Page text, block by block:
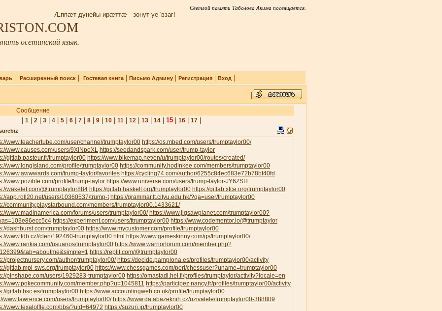
Светлой памяти Таболова Акима посвящается.
Æппæт дунейы ирæттæ - зонут уе 'взаг!
осетинский язык.
| Расширенный поиск| Гостевая книга| Письмо Админу| Регистрация| Вход |
Сообщение
1| 2| 3| 4| 5| 6| 7| 8| 9| 10| 11| 12| 13| 14| 15| 16| 17|
www.teachertube.com/user/channel/trumptaylor00 https://os.mbed.com/users/trumptaylor00/
www.causes.com/users/9XlNpoXL https://seedandspark.com/user/trump-taylor
gitlab.pasteur.fr/trumptaylor00 https://www.bikemap.net/en/u/trumptaylor00/routes/created/
www.longisland.com/profile/trumptaylor00 https://community.hodinkee.com/members/trumptaylor00
www.awwwards.com/trump-taylor/favorites https://cycling74.com/author/6255c84ec683e72b78bf40fd
www.pozible.com/profile/trump-taylor https://www.universe.com/users/trump-taylor-JY6ZSH
wakelet.com/@trumptaylor884 https://gitlab.haskell.org/trumptaylor00 https://gitlab.xfce.org/trumptaylor00
app.roll20.net/users/10360537/trump-t https://grammar.lt.cityu.edu.hk/?qa=user/trumptaylor00
community.playstarbound.com/members/trumptaylor00.1433621/
www.madinamerica.com/forums/users/trumptaylor00/ https://www.jigsawplanet.com/trumptaylor00?
https://experiment.com/users/ttrumptaylor00 https://www.codementor.io/@trumptaylor
dashburst.com/trumptaylor00 https://www.mycustomer.com/profile/trumptaylor00
www.fdb.cz//clen/192460-trumptaylor00.html https://www.gameskinny.com/gs/trumptaylor00/
www.rankia.com/usuarios/trumptaylor00 https://www.warriorforum.com/member.php?
https://replit.com/@trumptaylor00
projectnursery.com/author/trumptaylor00/ https://decide.pamplona.es/profiles/trumptaylor00/activity
gitlab.mpi-sws.org/trumptaylor00 https://www.chessgames.com/perl/chessuser?uname=trumptaylor00
pinshape.com/users/1929283-trumptaylor00 https://omastadi.hel.fi/profiles/trumptaylor/activity?locale=en
www.pokecommunity.com/member.php?u=1045811 https://participez.nancy.fr/profiles/trumptaylor00/activity
gitlab.bsc.es/trumptaylor00 https://www.accountingweb.co.uk/profile/trumptaylor00
www.lawrence.com/users/trumptaylor00/ https://www.databazeknih.cz/uzivatele/trumptaylor00-388809
www.lexaloffle.com/bbs/?uid=64972 https://suzuri.jp/trumptaylor00